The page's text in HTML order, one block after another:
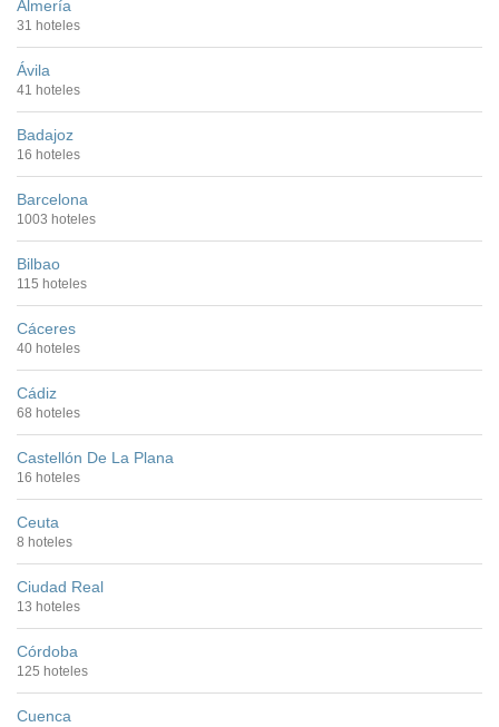
Almería
31 hoteles
Ávila
41 hoteles
Badajoz
16 hoteles
Barcelona
1003 hoteles
Bilbao
115 hoteles
Cáceres
40 hoteles
Cádiz
68 hoteles
Castellón De La Plana
16 hoteles
Ceuta
8 hoteles
Ciudad Real
13 hoteles
Córdoba
125 hoteles
Cuenca